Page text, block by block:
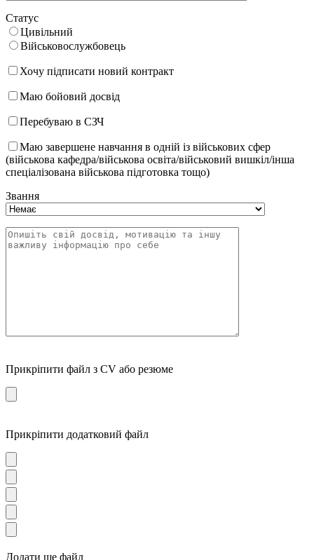
Статус
Цивільний
Військовослужбовець
Хочу підписати новий контракт
Маю бойовий досвід
Перебуваю в СЗЧ
Маю завершене навчання в одній із військових сфер
(військова кафедра/військова освіта/військовий вишкіл/інша
спеціалізована військова підготовка тощо)
Звання
Прикріпити файл з CV або резюме
Прикріпити додатковий файл
Додати ще файл